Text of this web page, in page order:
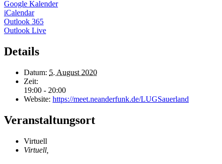
Google Kalender
iCalendar
Outlook 365
Outlook Live
Details
Datum: 5. August 2020
Zeit:
19:00 - 20:00
Website: https://meet.neanderfunk.de/LUGSauerland
Veranstaltungsort
Virtuell
Virtuell